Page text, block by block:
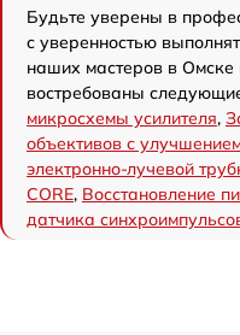
Будьте уверены в
с уверенностью
наших мастеров в Омске
востребованы
микросхемы усилителя,
объективов с
электронно-лучевой
CORE, Восстановление
датчика